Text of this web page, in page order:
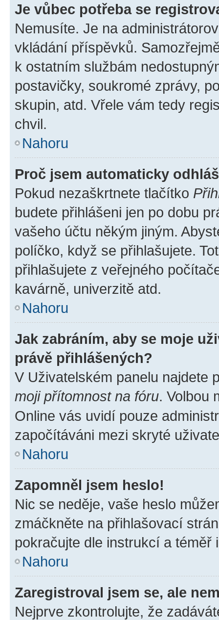
Je vůbec potřeba se
Nemusíte. Je na
vkládání příspěvků.
k ostatním službám
postavičky, soukromé zprávy,
skupin, atd. Vřele vám tedy
chvil.
Nahoru
Proč jsem automaticky
Pokud nezaškrtnete tlačítko
budete přihlášeni jen po dobu
vašeho účtu někým jiným.
políčko, když se přihlašujete.
přihlašujete z veřejného
kavárně, univerzitě atd.
Nahoru
Jak zabráním, aby se moje
právě přihlášených?
V Uživatelském panelu najdete
moji přítomnost na fóru. Volbou
Online vás uvidí pouze
započítáváni mezi skryté
Nahoru
Zapomněl jsem heslo!
Nic se neděje, vaše heslo
zmáčkněte na přihlašovací
pokračujte dle instrukcí a téměř
Nahoru
Zaregistroval jsem se, ale
Nejprve zkontrolujte, že